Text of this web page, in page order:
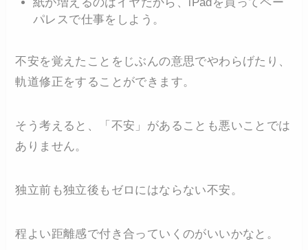
パレスで仕事をしよう。
不安を覚えたことをじぶんの意思でやわらげたり、
軌道修正をすることができます。
そう考えると、「不安」があることも悪いことでは
ありません。
独立前も独立後もゼロにはならない不安。
程よい距離感で付き合っていくのがいいかなと。